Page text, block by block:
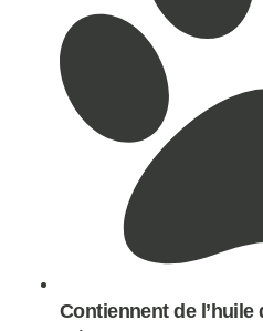
Contiennent de l’huile